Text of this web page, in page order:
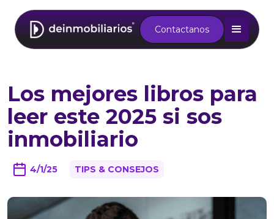
Los mejores libros para
leer este 2025 si sos
inmobiliario
4/1/25 TIPS & CONSEJOS
Contactanos